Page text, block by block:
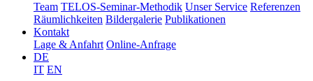
Team TELOS-Seminar-Methodik Unser Service Referenzen
Räumlichkeiten Bildergalerie Publikationen
Kontakt
Lage & Anfahrt Online-Anfrage
DE
IT EN